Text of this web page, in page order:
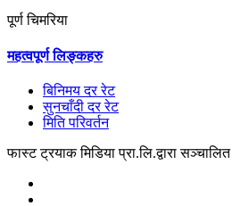
पूर्ण चिमरिया
महत्वपूर्ण लिङ्कहरु
बिनिमय दर रेट
सुनचाँदी दर रेट
मिति परिवर्तन
फास्ट ट्रयाक मिडिया प्रा.लि.द्वारा सञ्चालित